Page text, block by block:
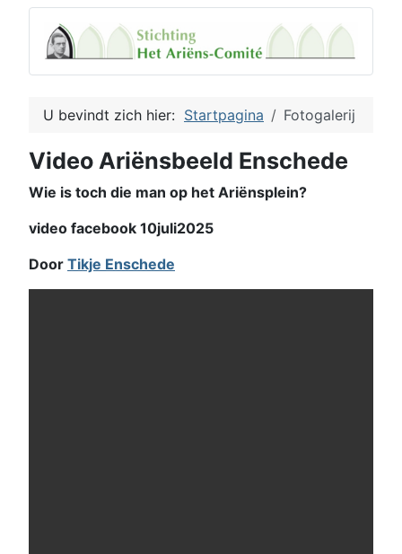
U bevindt zich hier: Startpagina Fotogalerij
Video Ariënsbeeld Enschede
Wie is toch die man op het Ariënsplein?
video facebook 10juli2025
Door Tikje Enschede